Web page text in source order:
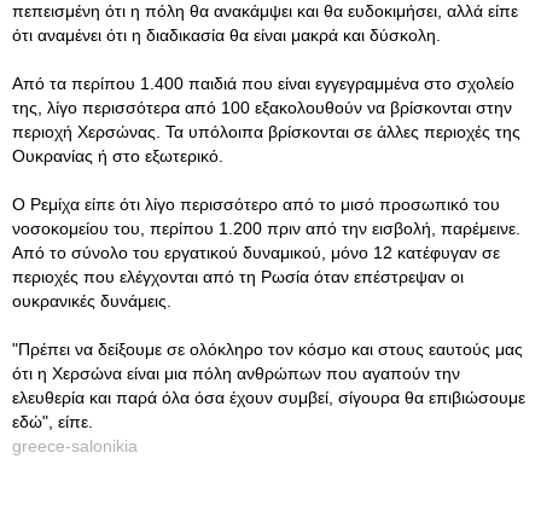
πεπεισμένη ότι η πόλη θα ανακάμψει και θα ευδοκιμήσει, αλλά είπε
ότι αναμένει ότι η διαδικασία θα είναι μακρά και δύσκολη.
Από τα περίπου 1.400 παιδιά που είναι εγγεγραμμένα στο σχολείο
της, λίγο περισσότερα από 100 εξακολουθούν να βρίσκονται στην
περιοχή Χερσώνας. Τα υπόλοιπα βρίσκονται σε άλλες περιοχές της
Ουκρανίας ή στο εξωτερικό.
Ο Ρεμίχα είπε ότι λίγο περισσότερο από το μισό προσωπικό του
νοσοκομείου του, περίπου 1.200 πριν από την εισβολή, παρέμεινε.
Από το σύνολο του εργατικού δυναμικού, μόνο 12 κατέφυγαν σε
περιοχές που ελέγχονται από τη Ρωσία όταν επέστρεψαν οι
ουκρανικές δυνάμεις.
"Πρέπει να δείξουμε σε ολόκληρο τον κόσμο και στους εαυτούς μας
ότι η Χερσώνα είναι μια πόλη ανθρώπων που αγαπούν την
ελευθερία και παρά όλα όσα έχουν συμβεί, σίγουρα θα επιβιώσουμε
εδώ", είπε.
greece-salonikia